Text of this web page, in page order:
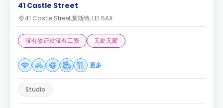
41 Castle Street
41 Castle Street,莱斯特, LE1 5AX
没有签证就没有工资 无处无薪
更多
Studio